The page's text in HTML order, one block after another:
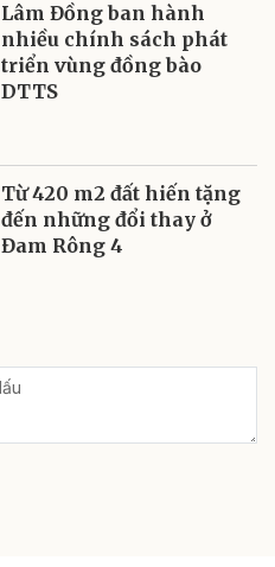
Lâm Đồng ban hành
nhiều chính sách phát
triển vùng đồng bào
DTTS
Từ 420 m2 đất hiến tặng
đến những đổi thay ở
Đam Rông 4